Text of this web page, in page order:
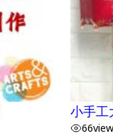
小手工
66